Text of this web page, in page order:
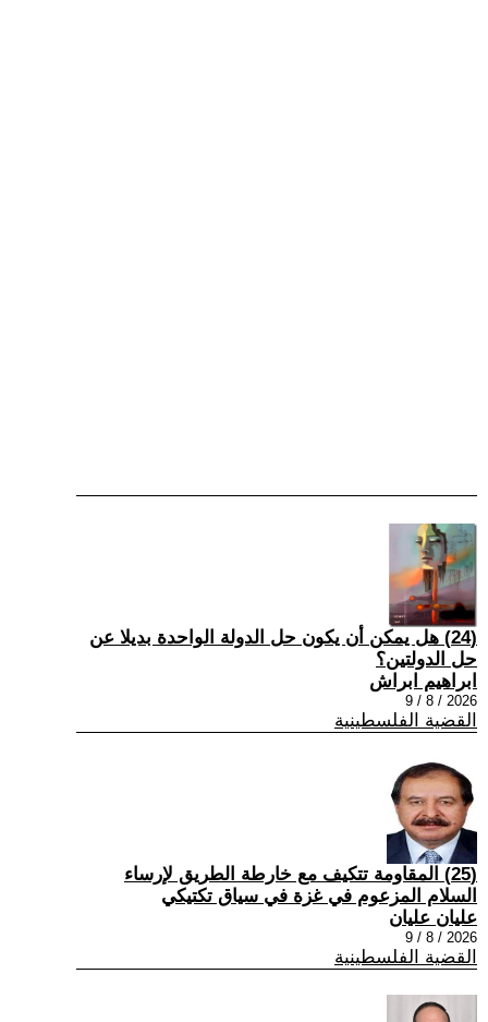
(24) هل يمكن أن يكون حل الدولة الواحدة بديلا عن
حل الدولتين؟
ابراهيم ابراش
2026 / 8 / 9
القضية الفلسطينية
(25) المقاومة تتكيف مع خارطة الطريق لإرساء
السلام المزعوم في غزة في سياق تكتيكي
عليان عليان
2026 / 8 / 9
القضية الفلسطينية